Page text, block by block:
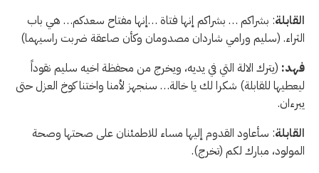
القابلة: بشراكم … بشراكم إنها فتاة …إنها مفتاح سعدكم… هي باب
الثراء. (سليم ورامي شاردان مصدومان وكأن صاعقة ضربت راسيهما)
فهد: (يترك الالة التي في يديه، ويخرج من محفظة اخيه سليم نقوداً
ليعطيها للقابلة) شكرا لك يا خالة… سنجهز لأمنا واختنا كوخ العزل حتى
يبرءان.
القابلة: سأعاود القدوم إليها مساء للاطمئنان على صحتها وصحة
المولود، مبارك لكم (تخرج).